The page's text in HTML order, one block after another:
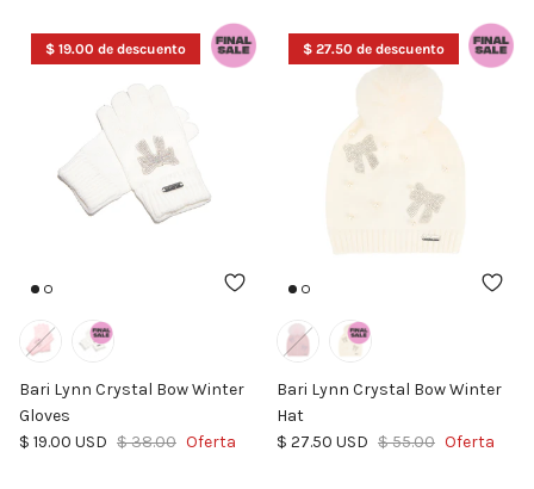
$ 19.00 de descuento
Bari Lynn Crystal Bow Winter
Gloves
Precio de venta
$ 19.00 USD Precio normal
$ 38.00 Oferta
$ 27.50 de descuento
Bari Lynn Crystal Bow Winter
Hat
Precio de venta
$ 27.50 USD Precio normal
$ 55.00 Oferta